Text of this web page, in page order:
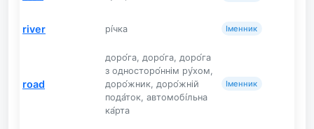
river рі́чка Іменник
road
доро́га, доро́га, доро́га
з односторо́ннім ру́хом,
доро́жник, доро́жній
пода́ток, автомобі́льна
ка́рта
Іменник